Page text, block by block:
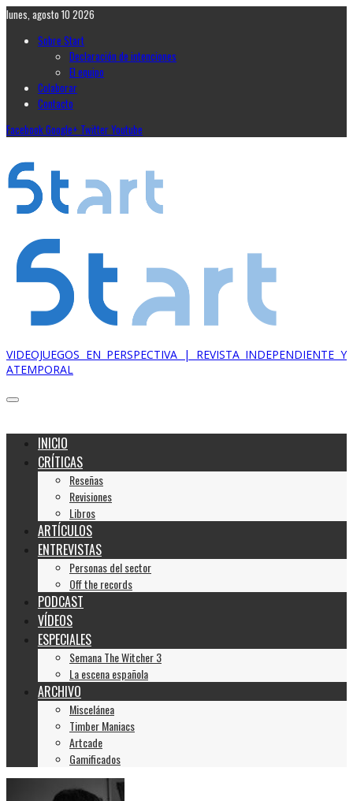
lunes, agosto 10 2026
Sobre Start
Declaración de intenciones
El equipo
Colaborar
Contacto
FacebookGoogle+ TwitterYoutube
VIDEOJUEGOS EN PERSPECTIVA | REVISTA INDEPENDIENTE Y
ATEMPORAL
INICIO
CRÍTICAS
Reseñas
Revisiones
Libros
ARTÍCULOS
ENTREVISTAS
Personas del sector
Off the records
PODCAST
VÍDEOS
ESPECIALES
Semana The Witcher 3
La escena española
ARCHIVO
Miscelánea
Timber Maniacs
Artcade
Gamificados